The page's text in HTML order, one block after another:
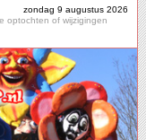
zondag 9 augustus 2026
optochten of wijzigingen